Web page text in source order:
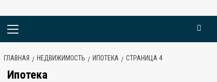
Основное
ГЛАВНАЯ НЕДВИЖИМОСТЬ ИПОТЕКА СТРАНИЦА 4
Ипотека